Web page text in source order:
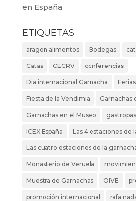
en España
ETIQUETAS
aragon alimentos Bodegas
Catas CECRV conferencias
Dia internacional Garnacha
Fiesta de la Vendimia Garnachas
Garnachas en el Museo
ICEX España Las 4 estaciones de
Las cuatro estaciones de la
Monasterio de Veruela
Muestra de Garnachas OIVE
promoción internacional rafa